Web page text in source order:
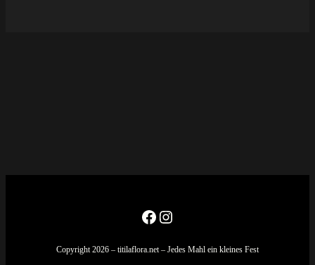
Facebook
Instagram
Copyright 2026 – titilaflora.net – Jedes Mahl ein kleines Fest